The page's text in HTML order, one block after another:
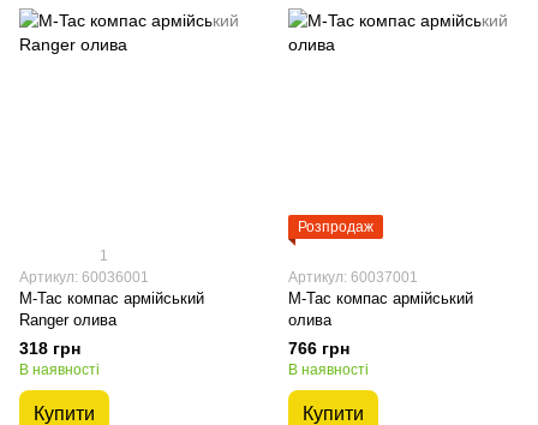
1
Артикул: 60036001
M-Tac компас армійський
Ranger олива
318 грн
В наявності
Купити
Розпродаж
Артикул: 60037001
M-Tac компас армійський
олива
766 грн
В наявності
Купити